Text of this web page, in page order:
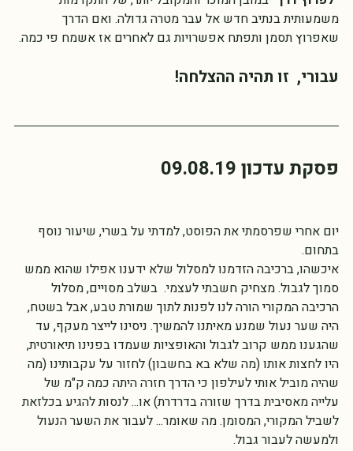
"לפרוץ דרך" במובן המוכר והמקובל יותר, של התקדמות
משמעותית בנתיב חדש אל עבר מטרה גדולה. ואם הדרך
פסקת עדכון 09.08.19
יום אחרי שפרסמתי את הפוסט, למדתי על בשרי, שיעור נוסף
בתחום.
איכשהו, ברכיבה הזדמנו למסלול שלא ידענו אפילו שהוא ממש
סמוך לגבול. מצחיק חשבתי לעצמי.  בשלב מסויים, מסלול
הרכיבה המקורי הורה לנו לפנות לתוך שמורת טבע, אבל בשטח,
היה שער נעול שמנע מאיתנו להמשיך. ניסינו לייצר מעקף, עד
שהגענו ממש קרוב לגבול והאופציות שעמדו בפנינו תיאורטית,
היו לחצות אותו (מה שלא בא בחשבון) לחזור על עקבותינו (מה
שהיה מוביל אותי לעילפון כי הדרך חזרה היתה כמה ק"מ של
עלייה מאסיבית בדרך שזורה בדרדרת) או... לנסות להגיע בכלזאת
לשביל המקורי, המסומן. מה שאומר... לעבור את השער הנעול